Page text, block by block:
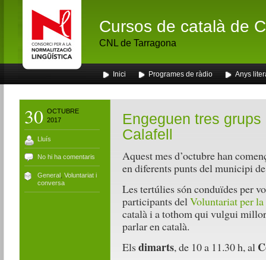
Cursos de català de
CNL de Tarragona
Inici Programes de ràdio Anys
30 OCTUBRE
2017
Lluís
No hi ha comentaris
General, Voluntariat i
conversa
Engeguen tres
Calafell
Aquest mes d’octubre han
en diferents punts del municipi
Les tertúlies són conduïdes per
participants delVoluntariat per
català i a tothom qui vulgui
parlar en català.
Elsdimarts, de 10 a 11.30 h, al